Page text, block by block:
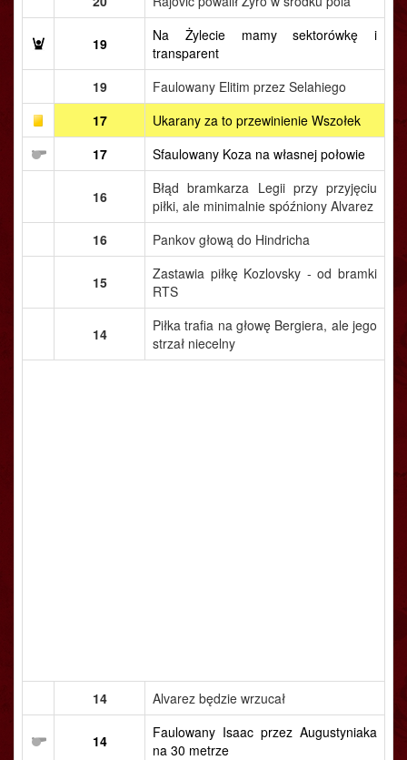
19
Na Żylecie mamy sektorówkę i
transparent
19
Faulowany Elitim przez Selahiego
17
Ukarany za to przewinienie Wszołek
17
Sfaulowany Koza na własnej połowie
16
Błąd bramkarza Legii przy przyjęciu
piłki, ale minimalnie spóźniony Alvarez
16
Pankov głową do Hindricha
15
Zastawia piłkę Kozlovsky - od bramki
RTS
14
Piłka trafia na głowę Bergiera, ale jego
strzał niecelny
14 Alvarez będzie wrzucał
14
Faulowany Isaac przez Augustyniaka
na 30 metrze